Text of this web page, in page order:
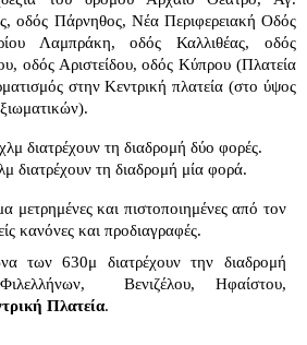
οδός Πάρνηθος, Νέα Περιφερειακή Οδός
Λαμπράκη, οδός Καλλιθέας, οδός
οδός Αριστείδου, οδός Κύπρου (Πλατεία
στην Κεντρική πλατεία (στο ύψος
διατρέχουν τη διαδρομή δύο φορές.
διατρέχουν τη διαδρομή μία φορά.
μετρημένες και πιστοποιημένες από τον
κανόνες και προδιαγραφές.
των 630μ διατρέχουν την διαδρομή
Βενιζέλου, Ηφαίστου,
Πλατεία.